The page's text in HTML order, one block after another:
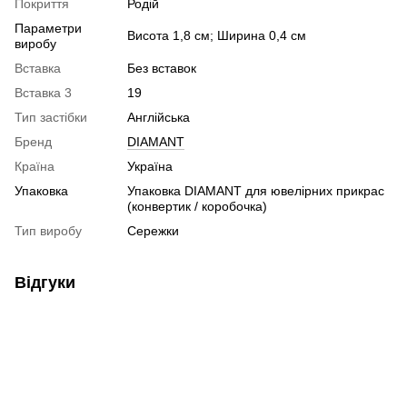
Покриття
Родій
Параметри
виробу
Висота 1,8 см; Ширина 0,4 см
Вставка
Без вставок
Вставка 3
19
Тип застібки
Англійська
Бренд
DIAMANT
Країна
Україна
Упаковка
Упаковка DIAMANT для ювелірних прикрас
(конвертик / коробочка)
Тип виробу
Сережки
Відгуки